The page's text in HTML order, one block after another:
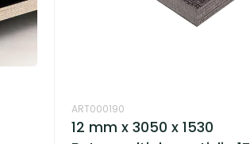
ART000190
12 mm x 3050 x 1530